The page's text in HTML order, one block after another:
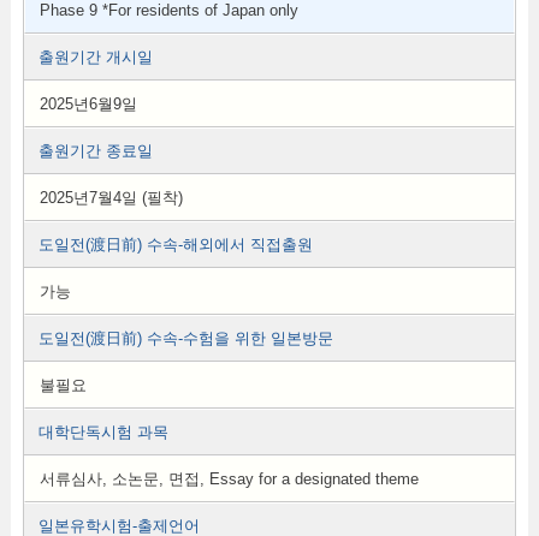
Phase 9 *For residents of Japan only
출원기간 개시일
2025년6월9일
출원기간 종료일
2025년7월4일 (필착)
도일전(渡日前) 수속-해외에서 직접출원
가능
도일전(渡日前) 수속-수험을 위한 일본방문
불필요
대학단독시험 과목
서류심사, 소논문, 면접, Essay for a designated theme
일본유학시험-출제언어